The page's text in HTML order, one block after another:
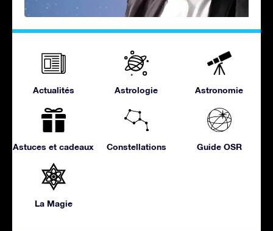
Actualités Astrologie Astronomie
Astuces et cadeaux Constellations Guide OSR
La Magie